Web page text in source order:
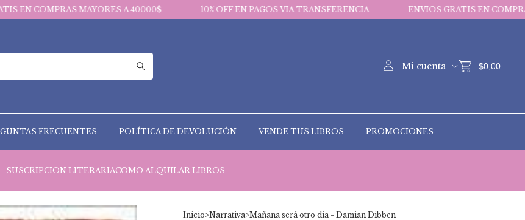
MAYORES A 40000$ 10% OFF EN PAGOS VIA TRANSFERENCIA ENVIOS GRATIS EN COMPRAS MAYORES
Mi cuenta $0,00
FRECUENTES POLÍTICA DE DEVOLUCIÓN VENDE TUS LIBROS PROMOCIONES
SUSCRIPCION LITERARIACOMO ALQUILAR LIBROS
Inicio>Narrativa>Mañana será otro día - Damian Dibben